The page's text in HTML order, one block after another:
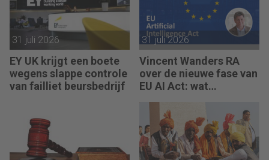
31 juli 2026
EY UK krijgt een boete
wegens slappe controle
van failliet beursbedrijf
31 juli 2026
Vincent Wanders RA
over de nieuwe fase van
EU AI Act: wat
regelen